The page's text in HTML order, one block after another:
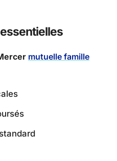
mutuelle famille